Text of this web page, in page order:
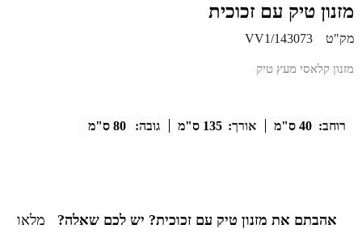
מזנון טיק עם זכוכית
מק"ט 143073/VV1
מזנון קלאסי מעץ טיק
רוחב: 40 ס"מ אורך: 135 ס"מ גובה: 80 ס"מ
אהבתם את מזנון טיק עם זכוכית? יש לכם שאלה?
מלאו